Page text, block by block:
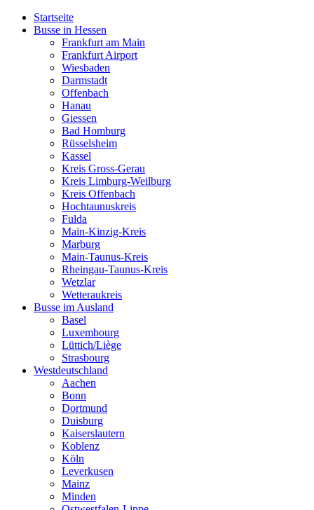
Startseite
Busse in Hessen
Frankfurt am Main
Frankfurt Airport
Wiesbaden
Darmstadt
Offenbach
Hanau
Giessen
Bad Homburg
Rüsselsheim
Kassel
Kreis Gross-Gerau
Kreis Limburg-Weilburg
Kreis Offenbach
Hochtaunuskreis
Fulda
Main-Kinzig-Kreis
Marburg
Main-Taunus-Kreis
Rheingau-Taunus-Kreis
Wetzlar
Wetteraukreis
Busse im Ausland
Basel
Luxembourg
Lüttich/Liège
Strasbourg
Westdeutschland
Aachen
Bonn
Dortmund
Duisburg
Kaiserslautern
Koblenz
Köln
Leverkusen
Mainz
Minden